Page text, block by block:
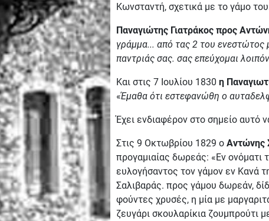
Κωνσταντή, σχετικά με το γάμο
Παναγιώτης Γιατράκος προς
γράμμα... από τας 2 του ενεστώτος
παντριάς σας. σας επεύχομαι
Και στις 7 Ιουλίου 1830 η
«Έμαθα ότι εστεφανώθη ο
Έχει ενδιαφέρον στο σημείο αυτό
Στις 9 Οκτωβρίου 1829 ο Αντώνης
προγαμιαίας δωρεάς: «Εν ονόματι
ευλογήσαντος τον γάμον εν Κανά
Σαλιβαράς. προς γάμου δωρεάν,
φούντες χρυσές, η μία με
ζευγάρι σκουλαρίκια ζουμπρούτι